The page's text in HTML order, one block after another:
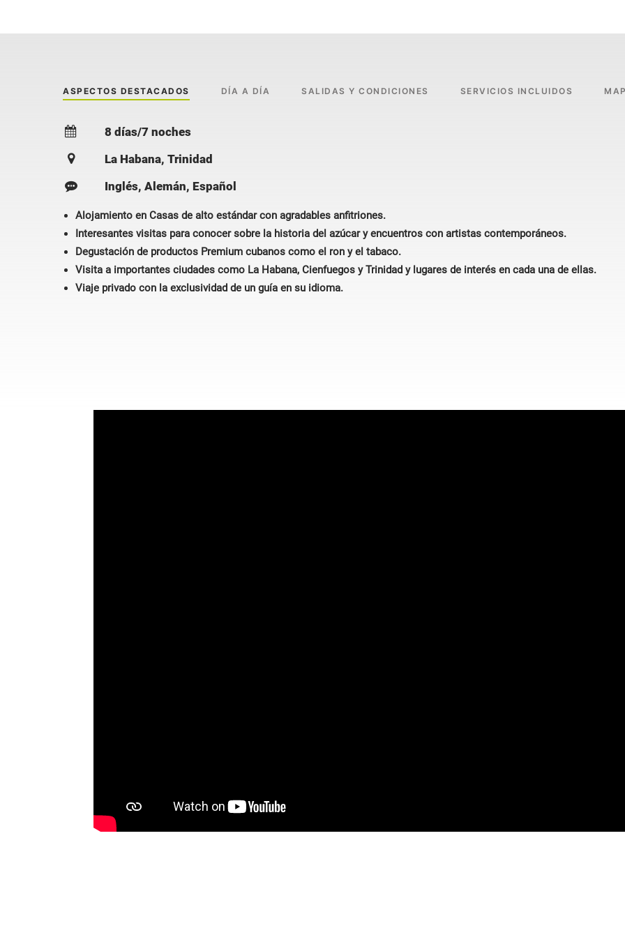
ASPECTOS DESTACADOS DÍA A DÍA SALIDAS Y CONDICIONES SERVICIOS INCLUIDOS
8 días/7 noches
La Habana, Trinidad
Inglés, Alemán, Español
Alojamiento en Casas de alto estándar con agradables anfitriones.
Interesantes visitas para conocer sobre la historia del azúcar y encuentros con artistas contemporáneos.
Degustación de productos Premium cubanos como el ron y el tabaco.
Visita a importantes ciudades como La Habana, Cienfuegos y Trinidad y lugares de interés en cada una de ellas.
Viaje privado con la exclusividad de un guía en su idioma.